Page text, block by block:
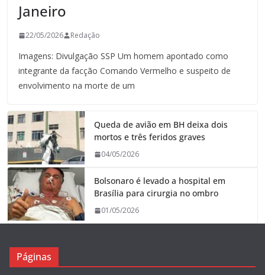
Janeiro
22/05/2026 Redação
Imagens: Divulgação SSP Um homem apontado como
integrante da facção Comando Vermelho e suspeito de
envolvimento na morte de um
Queda de avião em BH deixa dois
mortos e três feridos graves
04/05/2026
Bolsonaro é levado a hospital em
Brasília para cirurgia no ombro
01/05/2026
Páginas